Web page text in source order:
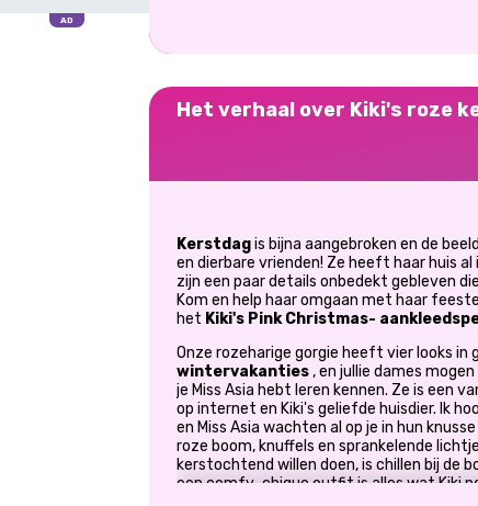
Het verhaal over Kiki's roze
Kerstdagis bijna aangebroken en de
en dierbare vrienden! Ze heeft haar huis
zijn een paar details onbedekt gebleven
Kom en help haar omgaan met haar
het Kiki's Pink Christmas-
Onze rozeharige gorgie heeft vier looks in
wintervakanties, en jullie dames
je Miss Asia hebt leren kennen. Ze is een
op internet en Kiki's geliefde huisdier. Ik
en Miss Asia wachten al op je in hun
roze boom, knuffels en sprankelende
kerstochtend willen doen, is chillen bij de
een comfy-chique outfit is alles wat Kiki